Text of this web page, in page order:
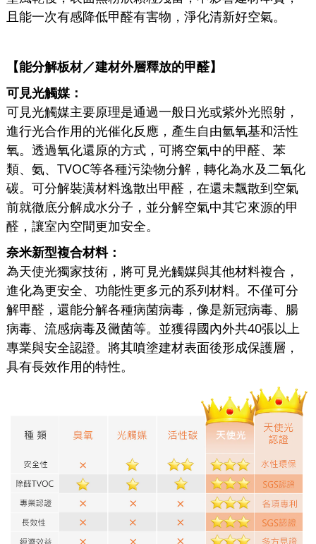
且能一次有感降低甲醛有害物，淨化清新好空氣。
【能分解板材／建材外層釋放的甲醛】
可見光觸媒：
可見光觸媒主要原理是通過一般日光或紫外光照射，
進行光合作用的光催化反應，產生自由氫氧基和活性
氧。透過氧化還原的方式，可將空氣中的甲醛、苯
類、氨、TVOC等各種污染物分解，轉化為水及二氧化
碳。可分解裝潢材料逸散出甲醛，在還未飄散到空氣
前就徹底分解成水分子，並分解空氣中其它來源的甲
醛，讓室內空間更加安全。
奈米新型複合材料：
為天使光獨家技術，將可見光觸媒與其他材料複合，
進化為更安全、功能性更多元的系列材料。不僅可分
解甲醛，還能分解各種病菌病毒，像是新冠病毒、腸
病毒、流感病毒及黴菌等。並獲得國內外共40張以上
專業與安全認證。將其噴塗建材表面後形成保護層，
具有長效作用的特性。